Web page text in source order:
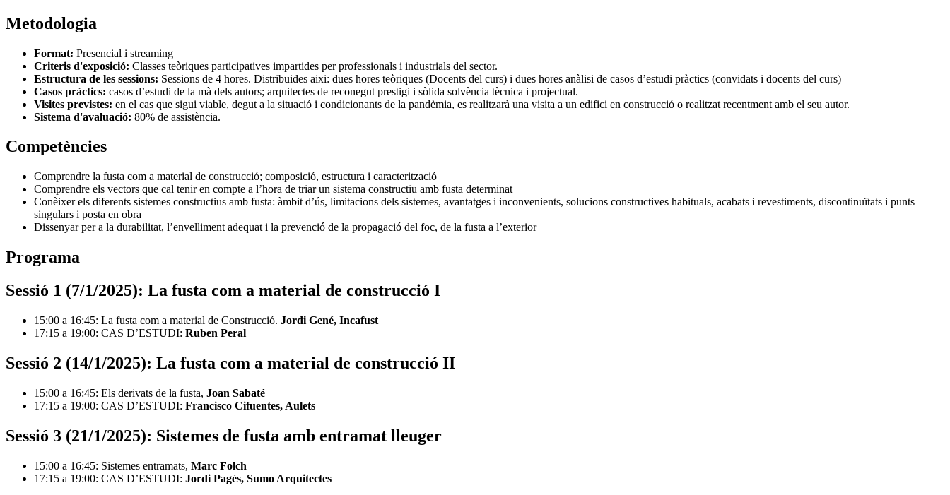
Metodologia
Format: Presencial i streaming
Criteris d'exposició: Classes teòriques participatives impartides per professionals i industrials del sector.
Estructura de les sessions: Sessions de 4 hores. Distribuides aixi: dues hores teòriques (Docents del curs) i dues hores anàlisi de casos d’estudi pràctics (convidats i docents del curs)
Casos pràctics: casos d’estudi de la mà dels autors; arquitectes de reconegut prestigi i sòlida solvència tècnica i projectual.
Visites previstes: en el cas que sigui viable, degut a la situació i condicionants de la pandèmia, es realitzarà una visita a un edifici en construcció o realitzat recentment amb el seu autor.
Sistema d'avaluació: 80% de assistència.
Competències
Comprendre la fusta com a material de construcció; composició, estructura i caracterització
Comprendre els vectors que cal tenir en compte a l’hora de triar un sistema constructiu amb fusta determinat
Conèixer els diferents sistemes constructius amb fusta: àmbit d’ús, limitacions dels sistemes, avantatges i inconvenients, solucions constructives habituals, acabats i revestiments, discontinuïtats i punts
singulars i posta en obra
Dissenyar per a la durabilitat, l’envelliment adequat i la prevenció de la propagació del foc, de la fusta a l’exterior
Programa
Sessió 1 (7/1/2025): La fusta com a material de construcció I
15:00 a 16:45: La fusta com a material de Construcció. Jordi Gené, Incafust
17:15 a 19:00: CAS D’ESTUDI: Ruben Peral
Sessió 2 (14/1/2025): La fusta com a material de construcció II
15:00 a 16:45: Els derivats de la fusta, Joan Sabaté
17:15 a 19:00: CAS D’ESTUDI: Francisco Cifuentes, Aulets
Sessió 3 (21/1/2025): Sistemes de fusta amb entramat lleuger
15:00 a 16:45: Sistemes entramats, Marc Folch
17:15 a 19:00: CAS D’ESTUDI: Jordi Pagès, Sumo Arquitectes